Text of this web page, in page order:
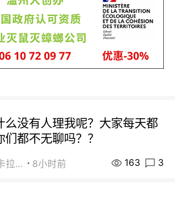
么没有人理我呢？大家每天都
都不无聊吗？？
巴黎小卡拉咪 8小时前 163 3